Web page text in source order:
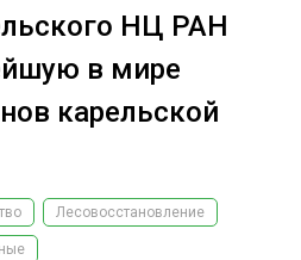
НЦ РАН
в мире
карельской
Лесовосстановление